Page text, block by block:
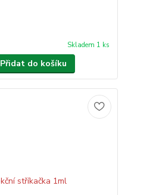
Skladem 1 ks
Přidat do košíku